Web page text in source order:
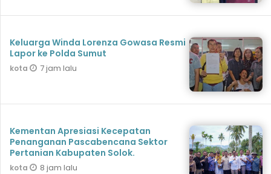
Keluarga Winda Lorenza Gowasa Resmi
Lapor ke Polda Sumut
kota 7 jam lalu
Kementan Apresiasi Kecepatan
Penanganan Pascabencana Sektor
Pertanian Kabupaten Solok.
kota 8 jam lalu